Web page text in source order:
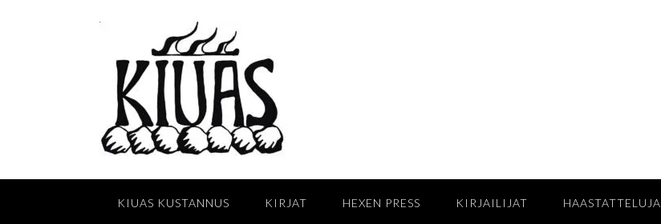
KIUAS KUSTANNUS KIRJAT HEXEN PRESS KIRJAILIJAT HAASTATTELUJA